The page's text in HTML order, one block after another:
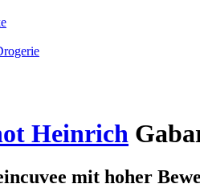
Heinrich
mit hoher